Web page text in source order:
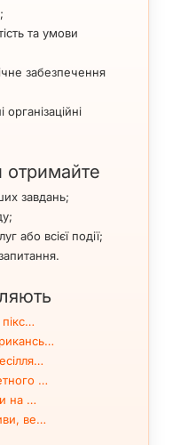
та умови
забезпечення
отримайте
завдань;
або всієї події;
…
на …
ве…